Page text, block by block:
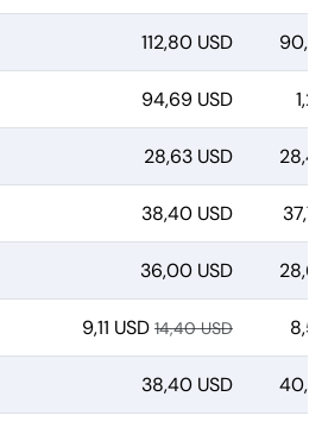
112,80 USD
94,69 USD
28,63 USD
38,40 USD
36,00 USD
9,11 USD 14,40 USD
38,40 USD